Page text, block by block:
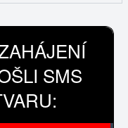
SMS